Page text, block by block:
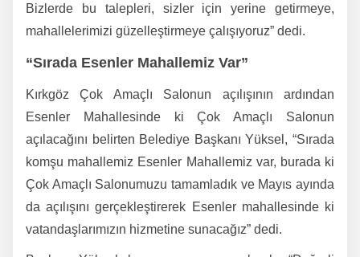
Bizlerde bu talepleri, sizler için yerine getirmeye,
mahallelerimizi güzelleştirmeye çalışıyoruz” dedi.
“Sırada Esenler Mahallemiz Var”
Kırkgöz Çok Amaçlı Salonun açılışının ardından
Esenler Mahallesinde ki Çok Amaçlı Salonun
açılacağını belirten Belediye Başkanı Yüksel, “Sırada
komşu mahallemiz Esenler Mahallemiz var, burada ki
Çok Amaçlı Salonumuzu tamamladık ve Mayıs ayında
da açılışını gerçekleştirerek Esenler mahallesinde ki
vatandaşlarımızın hizmetine sunacağız” dedi.